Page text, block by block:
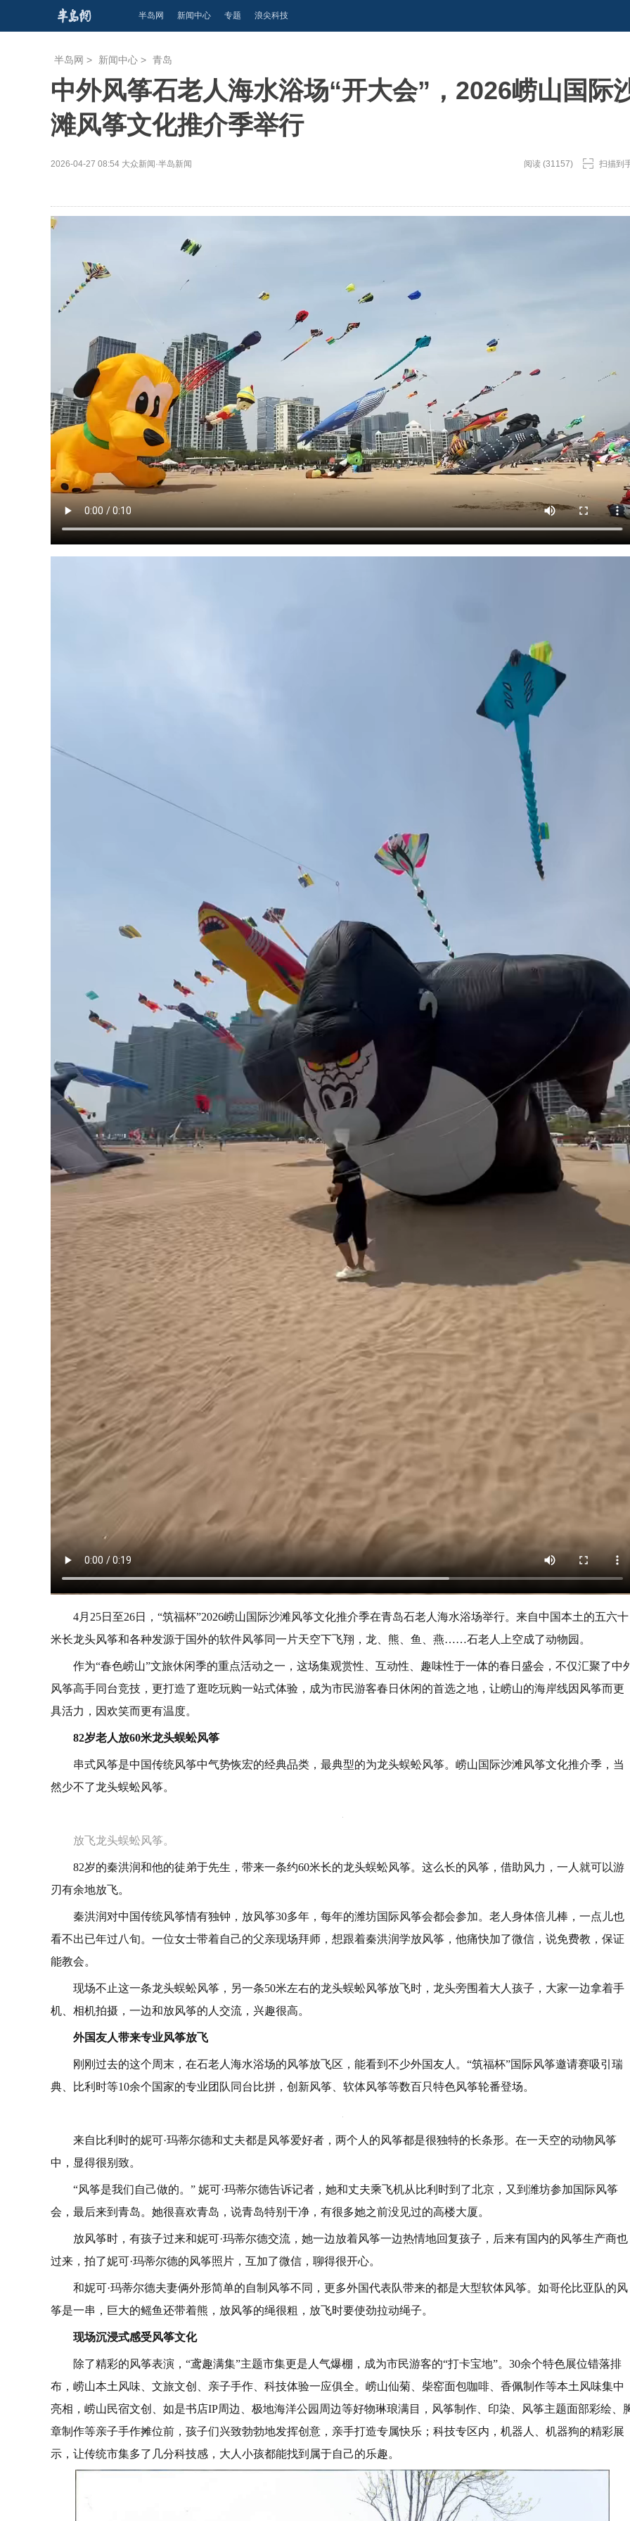
半岛网 新闻中心 专题 浪尖科技
半岛网 > 新闻中心 > 青岛
中外风筝石老人海水浴场“开大会”，2026崂山国际
滩风筝文化推介季举行
2026-04-27 08:54 大众新闻·半岛新闻 阅读 (31157) 扫描到
4月25日至26日，“筑福杯”2026崂山国际沙滩风筝文化推介季在青岛石老人海水浴场举行。来自中国本土的五六十
米长龙头风筝和各种发源于国外的软件风筝同一片天空下飞翔，龙、熊、鱼、燕……石老人上空成了动物园。
作为“春色崂山”文旅休闲季的重点活动之一，这场集观赏性、互动性、趣味性于一体的春日盛会，不仅汇聚了中
风筝高手同台竞技，更打造了逛吃玩购一站式体验，成为市民游客春日休闲的首选之地，让崂山的海岸线因风筝而更
具活力，因欢笑而更有温度。
82岁老人放60米龙头蜈蚣风筝
串式风筝是中国传统风筝中气势恢宏的经典品类，最典型的为龙头蜈蚣风筝。崂山国际沙滩风筝文化推介季，当
然少不了龙头蜈蚣风筝。